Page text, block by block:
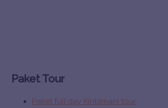
Paket Tour
Paket full day Kintamani tour